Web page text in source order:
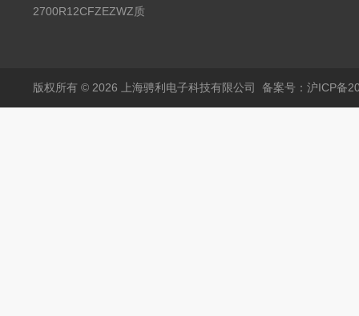
统台
2700R12CFZEZWZ质
版权所有 © 2026 上海骋利电子科技有限公司 备案号：沪ICP备